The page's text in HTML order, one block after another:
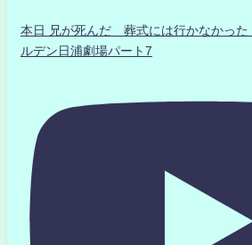
本日 兄が死んだ 葬式には行かなかっ
ルデン日浦劇場パート7